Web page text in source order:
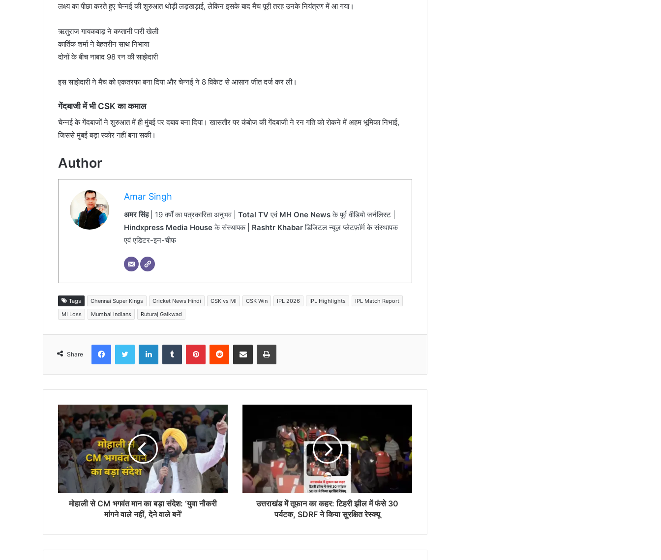
लक्ष्य का पीछा करते हुए चेन्नई की शुरुआत थोड़ी लड़खड़ाई, लेकिन इसके बाद मैच पूरी तरह उनके नियंत्रण में आ गया।
ऋतुराज गायकवाड़ ने कप्तानी पारी खेली
कार्तिक शर्मा ने बेहतरीन साथ निभाया
दोनों के बीच नाबाद 98 रन की साझेदारी
इस साझेदारी ने मैच को एकतरफा बना दिया और चेन्नई ने 8 विकेट से आसान जीत दर्ज कर ली।
गेंदबाजी में भी CSK का कमाल
चेन्नई के गेंदबाजों ने शुरुआत में ही मुंबई पर दबाव बना दिया। खासतौर पर कंबोज की गेंदबाजी ने रन गति को रोकने में अहम भूमिका निभाई,
जिससे मुंबई बड़ा स्कोर नहीं बना सकी।
Author
Amar Singh
अमर सिंह| 19 वर्षों का पत्रकारिता अनुभव | Total TVएवं MH One Newsके पूर्व वीडियो जर्नलिस्ट |
Hindxpress Media Houseके संस्थापक | Rashtr Khabarडिजिटल न्यूज़ प्लेटफ़ॉर्म के संस्थापक
एवं एडिटर-इन-चीफ
Tags Chennai Super Kings Cricket News Hindi CSK vs MI CSK Win IPL 2026 IPL Highlights
IPL Match Report
MI Loss
Mumbai Indians Ruturaj Gaikwad
Share
मोहाली से CM भगवंत मान का बड़ा संदेश: ‘युवा नौकरी
मांगने वाले नहीं, देने वाले बनें’
उत्तराखंड में तूफान का कहर: टिहरी झील में फंसे 30
पर्यटक, SDRF ने किया सुरक्षित रेस्क्यू